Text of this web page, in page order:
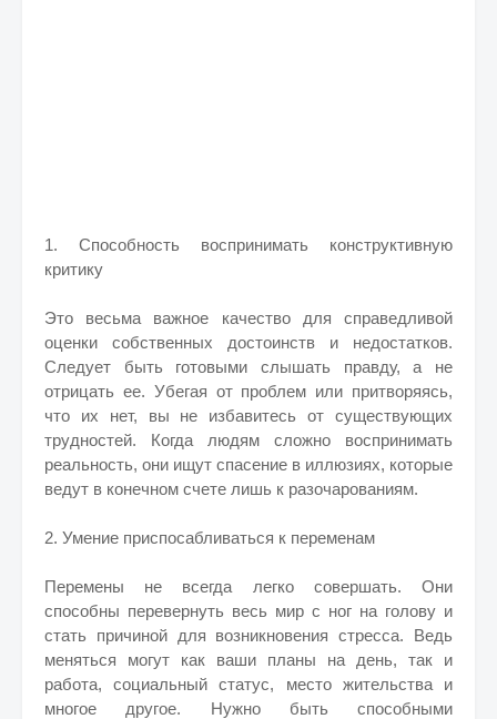
1. Способность воспринимать конструктивную
критику
Это весьма важное качество для справедливой
оценки собственных достоинств и недостатков.
Следует быть готовыми слышать правду, а не
отрицать ее. Убегая от проблем или притворяясь,
что их нет, вы не избавитесь от существующих
трудностей. Когда людям сложно воспринимать
реальность, они ищут спасение в иллюзиях, которые
ведут в конечном счете лишь к разочарованиям.
2. Умение приспосабливаться к переменам
Перемены не всегда легко совершать. Они
способны перевернуть весь мир с ног на голову и
стать причиной для возникновения стресса. Ведь
меняться могут как ваши планы на день, так и
работа, социальный статус, место жительства и
многое другое. Нужно быть способными